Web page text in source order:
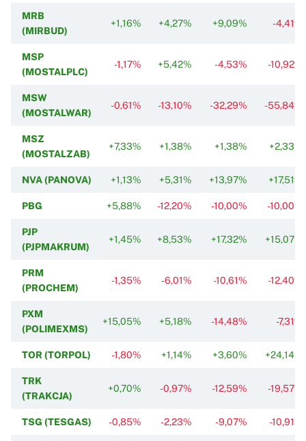
MRB
(MIRBUD)
+1,16% +4,27% +9,09% -4,41%
MSP
(MOSTALPLC)
-1,17% +5,42% -4,53% -10,92%
MSW
(MOSTALWAR)
-0,61% -13,10% -32,29% -55,84%
MSZ
(MOSTALZAB)
+7,33% +1,38% +1,38% +2,33%
NVA (PANOVA) +1,13% +5,31% +13,97% +17,51%
PBG +5,88% -12,20% -10,00% -10,00%
PJP
(PJPMAKRUM)
+1,45% +8,53% +17,32% +15,07%
PRM
(PROCHEM)
-1,35% -6,01% -10,61% -12,40%
PXM
(POLIMEXMS)
+15,05% +5,18% -14,48% -7,31%
TOR (TORPOL) -1,80% +1,14% +3,60% +24,14%
TRK
(TRAKCJA)
+0,70% -0,97% -12,59% -19,57%
TSG (TESGAS) -0,85% -2,23% -9,07% -10,91%